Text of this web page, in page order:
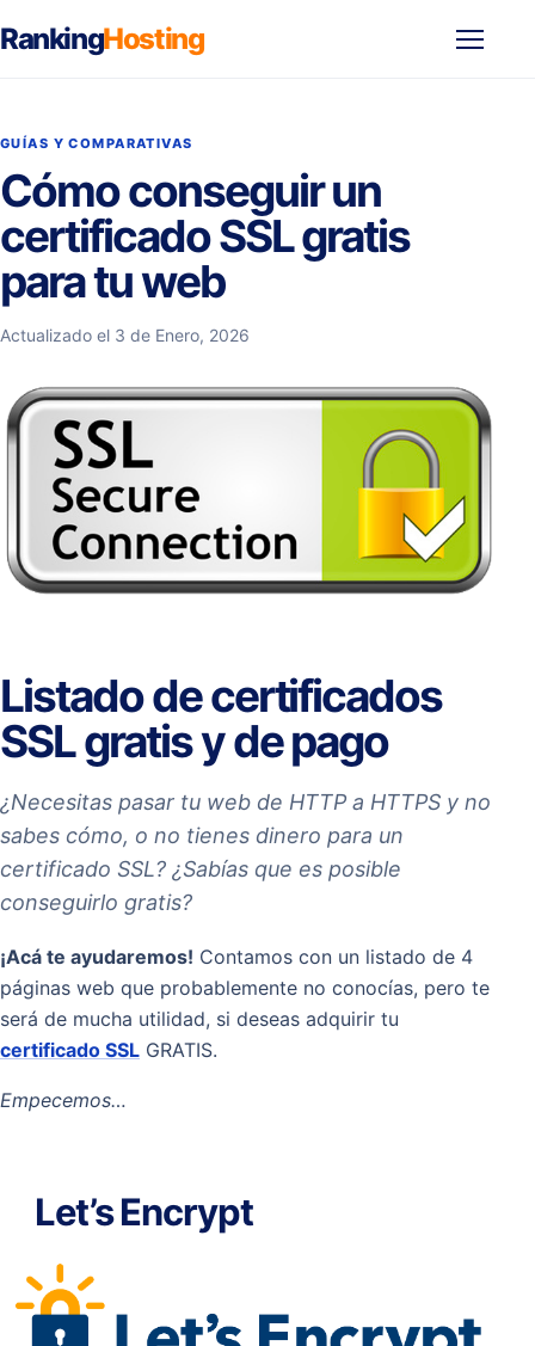
RankingHosting
GUÍAS Y COMPARATIVAS
Cómo conseguir un
certificado SSL gratis
para tu web
Actualizado el 3 de Enero, 2026
Listado de certificados
SSL gratis y de pago
¿Necesitas pasar tu web de HTTP a HTTPS y no
sabes cómo, o no tienes dinero para un
certificado SSL? ¿Sabías que es posible
conseguirlo gratis?
¡Acá te ayudaremos! Contamos con un listado de 4
páginas web que probablemente no conocías, pero te
será de mucha utilidad, si deseas adquirir tu
certificado SSL GRATIS.
Empecemos…
Let’s Encrypt